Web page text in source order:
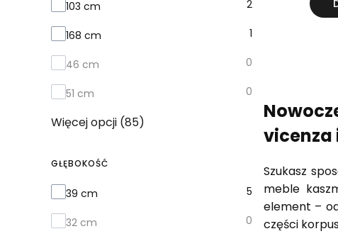
103 cm 2
168 cm 1
46 cm 0
51 cm 0
Więcej opcji (85)
GŁĘBOKOŚĆ
Głębokość
39 cm 5
32 cm 0
vicenza
Szukasz
meble
element –
części